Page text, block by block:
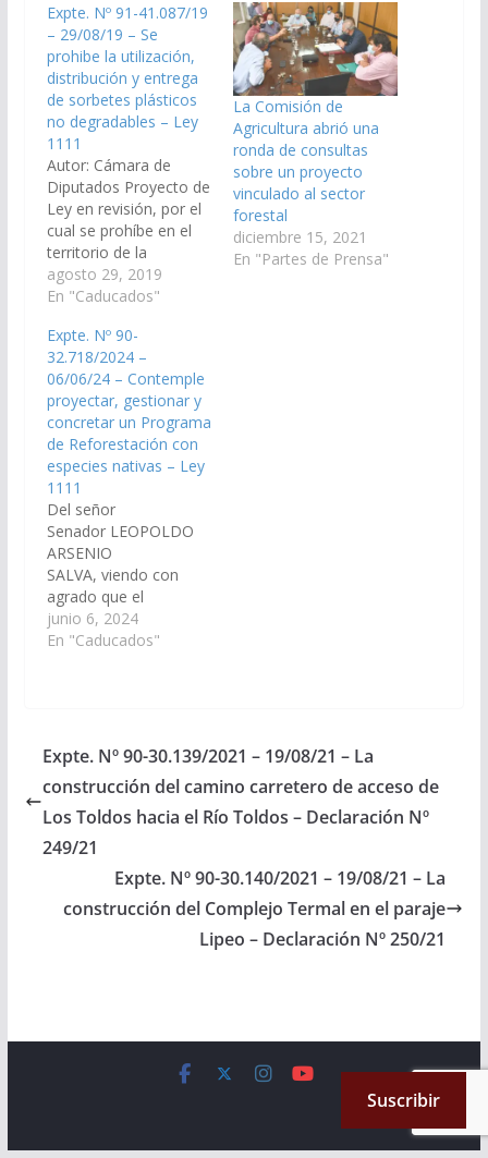
Expte. Nº 91-41.087/19
– 29/08/19 – Se
prohibe la utilización,
distribución y entrega
de sorbetes plásticos
no degradables – Ley
1111
Autor: Cámara de
Diputados Proyecto de
Ley en revisión, por el
cual se prohíbe en el
territorio de la
provincia de Salta la
utilización, distribución
plásticos no
degradables. (Expte. Nº
91-41.087/19, a la
Comisión de Minería,
Recursos Naturales y
Medio Ambiente). Ley
1111, de fecha
08/04/2021.
agosto 29, 2019
En "Caducados"
La Comisión de
Agricultura abrió una
ronda de consultas
sobre un proyecto
vinculado al sector
forestal
diciembre 15, 2021
En "Partes de Prensa"
Expte. Nº 90-
32.718/2024 –
06/06/24 – Contemple
proyectar, gestionar y
concretar un Programa
de Reforestación con
especies nativas – Ley
1111
Del señor
Senador LEOPOLDO
ARSENIO
SALVA, viendo con
agrado que el
Ministerio de
Producción y
Reforestación con
especies nativas y las
que fueran aptas al
propio entorno
geográfico en la
localidad de San
Antonio de los Cobres,
Departamento Los
junio 6, 2024
En "Caducados"
Expte. Nº 90-30.139/2021 – 19/08/21 – La
construcción del camino carretero de acceso de
Los Toldos hacia el Río Toldos – Declaración Nº
249/21
Expte. Nº 90-30.140/2021 – 19/08/21 – La
construcción del Complejo Termal en el paraje
Lipeo – Declaración Nº 250/21
. All rights reserved.
by ThemeGrill. Powered byWordPress.
Suscribir